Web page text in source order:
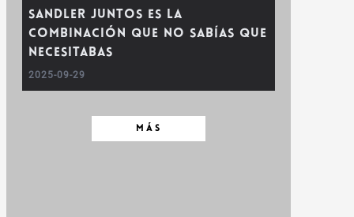
Sandler juntos es la
combinación que no sabías que
necesitabas
2025-09-29
MÁS